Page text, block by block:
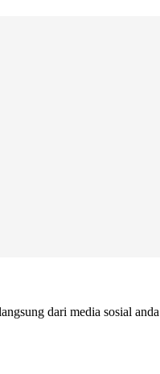
dari media sosial anda